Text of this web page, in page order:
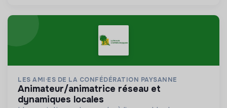
LES AMI·ES DE LA CONFÉDÉRATION PAYSANNE
animateur/animatrice réseau et
dynamiques locales